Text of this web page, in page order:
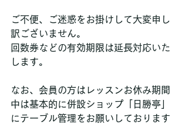
ご不便、ご迷惑をお掛けして大変申し
訳ございません。
回数券などの有効期限は延長対応いた
します。
なお、会員の方はレッスンお休み期間
中は基本的に併設ショップ「日勝亭」
にテーブル管理をお願いしております